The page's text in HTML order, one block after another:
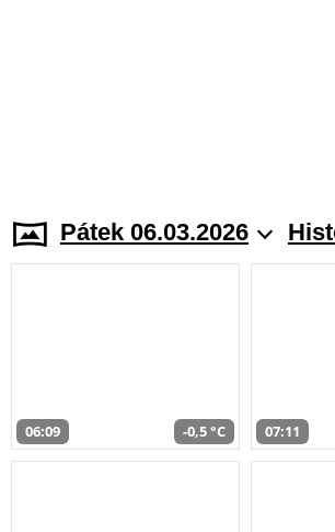
Pátek 06.03.2026
06:09 -0,5 °C 07:11